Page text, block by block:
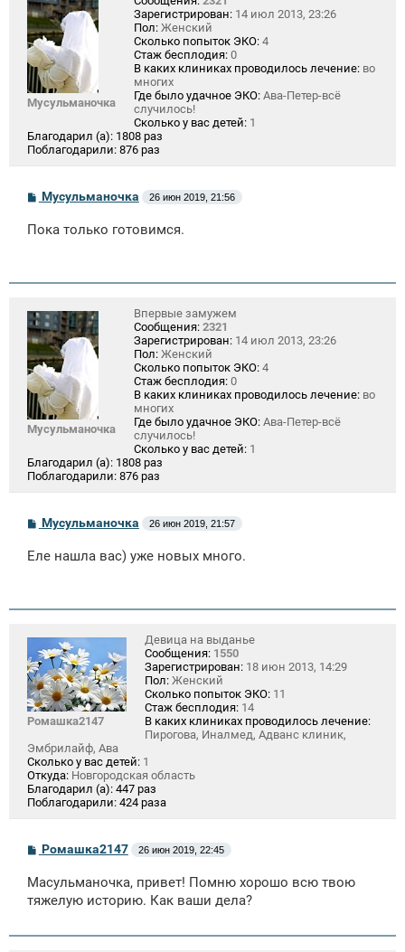
Мусульманочка
Зарегистрирован: 14 июл 2013, 23:26
Пол: Женский
Сколько попыток ЭКО: 4
Стаж бесплодия: 0
В каких клиниках проводилось лечение: во
многих
Где было удачное ЭКО: Ава-Петер-всё
случилось!
Сколько у вас детей: 1
Благодарил (а): 1808 раз
Поблагодарили: 876 раз
С
б
и
Мусульманочка 26 июн 2019, 21:56
Пока только готовимся.
Мусульманочка
Впервые замужем
Сообщения: 2321
Зарегистрирован: 14 июл 2013, 23:26
Пол: Женский
Сколько попыток ЭКО: 4
Стаж бесплодия: 0
В каких клиниках проводилось лечение: во
многих
Где было удачное ЭКО: Ава-Петер-всё
случилось!
Сколько у вас детей: 1
Благодарил (а): 1808 раз
Поблагодарили: 876 раз
С
б
и
Мусульманочка 26 июн 2019, 21:57
Еле нашла вас) уже новых много.
Ромашка2147
Девица на выданье
Сообщения: 1550
Зарегистрирован: 18 июн 2013, 14:29
Пол: Женский
Сколько попыток ЭКО: 11
Стаж бесплодия: 14
В каких клиниках проводилось лечение:
Пирогова, Иналмед, Адванс клиник,
Эмбрилайф, Ава
Сколько у вас детей: 1
Откуда: Новгородская область
Благодарил (а): 447 раз
Поблагодарили: 424 раза
С
б
щ
и
Ромашка2147 26 июн 2019, 22:45
Масульманочка, привет! Помню хорошо всю твою
тяжелую историю. Как ваши дела?